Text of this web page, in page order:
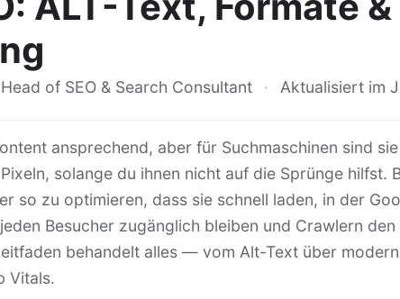
Head of SEO & Search Consultant · Aktualisiert im
ansprechend, aber für Suchmaschinen sind
solange du ihnen nicht auf die Sprünge hilfst.
so zu optimieren, dass sie schnell laden, in der
Besucher zugänglich bleiben und Crawlern den
behandelt alles — vom Alt-Text über
Vitals.